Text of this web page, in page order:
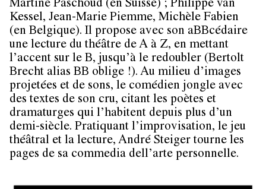
Martine Paschoud (en Suisse) ; Philippe van
Kessel, Jean-Marie Piemme, Michèle Fabien
(en Belgique). Il propose avec son aBBcédaire
une lecture du théâtre de A à Z, en mettant
l’accent sur le B, jusqu’à le redoubler (Bertolt
Brecht alias BB oblige !). Au milieu d’images
projetées et de sons, le comédien jongle avec
des textes de son cru, citant les poètes et
dramaturges qui l’habitent depuis plus d’un
demi-siècle. Pratiquant l’improvisation, le jeu
théâtral et la lecture, André Steiger tourne les
pages de sa commedia dell’arte personnelle.